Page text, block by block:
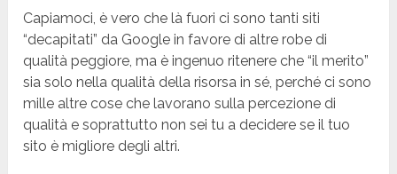
Capiamoci, è vero che là fuori ci sono tanti siti
“decapitati” da Google in favore di altre robe di
qualità peggiore, ma è ingenuo ritenere che “il merito”
sia solo nella qualità della risorsa in sé, perché ci sono
mille altre cose che lavorano sulla percezione di
qualità e soprattutto non sei tu a decidere se il tuo
sito è migliore degli altri.